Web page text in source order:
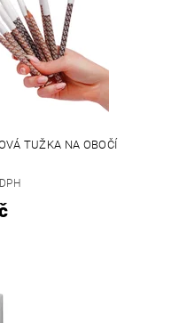
TUŽKA NA OBOČÍ